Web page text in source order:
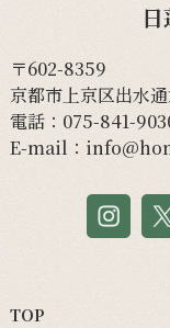
〒602-8359
京都市上京区出水
電話： 075-841-
E-mail：
TOP